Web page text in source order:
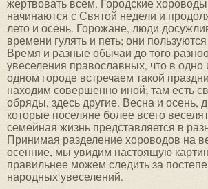
жертвовать всем. Городские
начинаются с Святой недели и
лето и осень. Горожане, люди
времени гулять и петь; они
Время и разные обычаи до того
увеселения православных, что в
одном городе встречаем такой
находим совершенно иной; там есть
обряды, здесь другие. Весна и осень,
которые поселяне более всего
семейная жизнь представляется в
Принимая разделение хороводов на
осенние, мы увидим настоящую
правильнее можем следить за
народных увеселений.